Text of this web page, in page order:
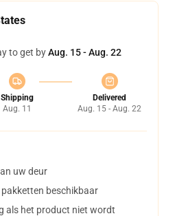
to get byAug. 15 - Aug. 22
Shipping
Aug. 11
Delivered
Aug. 15 - Aug. 22
uw deur
beschikbaar
als het product niet wordt